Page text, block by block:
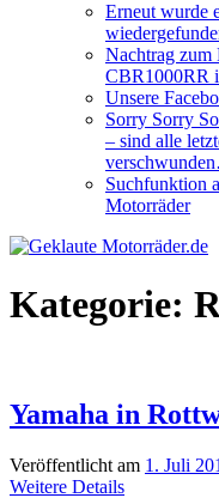
Erneut wurde
Nachtrag zum
CBR1000RR
Unsere
Sorry Sorry
– sind alle
Suchfunktion
Motorräder
Kategorie:
Yamaha in
Veröffentlicht am 1. Juli
Weitere Details